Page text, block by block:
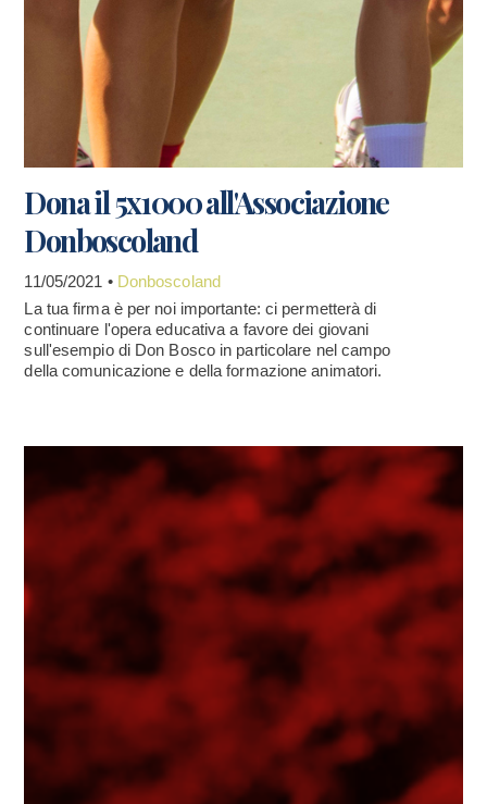
Dona il 5x1000 all'Associazione
Donboscoland
11/05/2021 • Donboscoland
La tua firma è per noi importante: ci permetterà di
continuare l'opera educativa a favore dei giovani
sull'esempio di Don Bosco in particolare nel campo
della comunicazione e della formazione animatori.